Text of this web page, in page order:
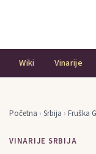
Wiki Vinarije
Početna › Srbija › Fruška
VINARIJE SRBIJA